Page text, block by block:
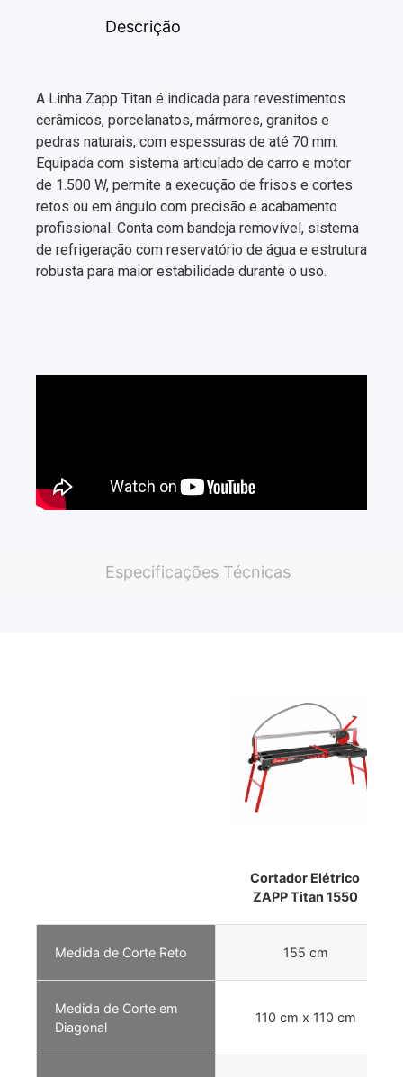
Descrição
Especificações Técnicas
A Linha Zapp Titan é indicada para revestimentos
cerâmicos, porcelanatos, mármores, granitos e
pedras naturais, com espessuras de até 70 mm.
Equipada com sistema articulado de carro e motor
de 1.500 W, permite a execução de frisos e cortes
retos ou em ângulo com precisão e acabamento
profissional. Conta com bandeja removível, sistema
de refrigeração com reservatório de água e estrutura
robusta para maior estabilidade durante o uso.
Cortador Elétrico
ZAPP Titan 1550
Medida de Corte Reto 155 cm
Medida de Corte em
Diagonal
110 cm x 110 cm